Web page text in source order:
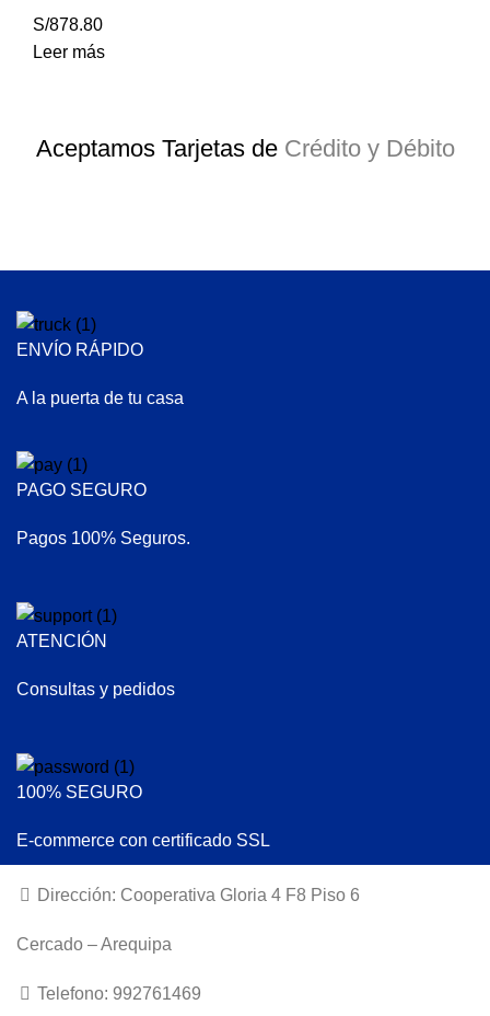
S/878.80
Leer más
Aceptamos Tarjetas de Crédito y Débito
ENVÍO RÁPIDO
A la puerta de tu casa
PAGO SEGURO
Pagos 100% Seguros.
ATENCIÓN
Consultas y pedidos
100% SEGURO
E-commerce con certificado SSL
Dirección: Cooperativa Gloria 4 F8 Piso 6
Cercado – Arequipa
Telefono: 992761469